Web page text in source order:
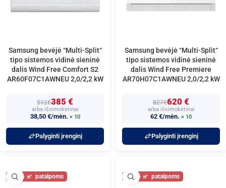
Samsung bevėjė “Multi-Split“
tipo sistemos vidinė sieninė
dalis Wind Free Comfort S2
AR60F07C1AWNEU 2,0/2,2 kW
512€385 €
arba išsimokėtinai
38,50 €/mėn. × 10
Palyginti įrenginį
Samsung bevėjė “Multi-Split“
tipo sistemos vidinė sieninė
dalis Wind Free Premiere
AR70H07C1AWNEU 2,0/2,2 kW
827€620 €
arba išsimokėtinai
62 €/mėn. × 10
Palyginti įrenginį
25 25